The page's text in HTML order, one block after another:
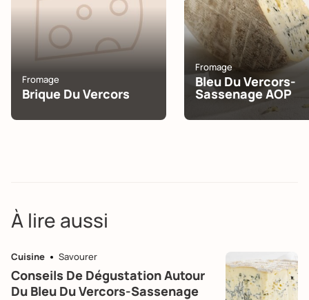
Fromage
Brique Du Vercors
Fromage
Bleu Du Vercors-
Sassenage AOP
À lire aussi
Cuisine Savourer
Conseils De Dégustation Autour
Du Bleu Du Vercors-Sassenage